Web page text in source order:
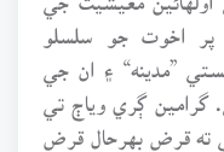
اخوت جو سلسلو
”مدينه“ ۽ ان جي
گرامين ڳري وياڄ تي
ته قرض بهرحال قرض